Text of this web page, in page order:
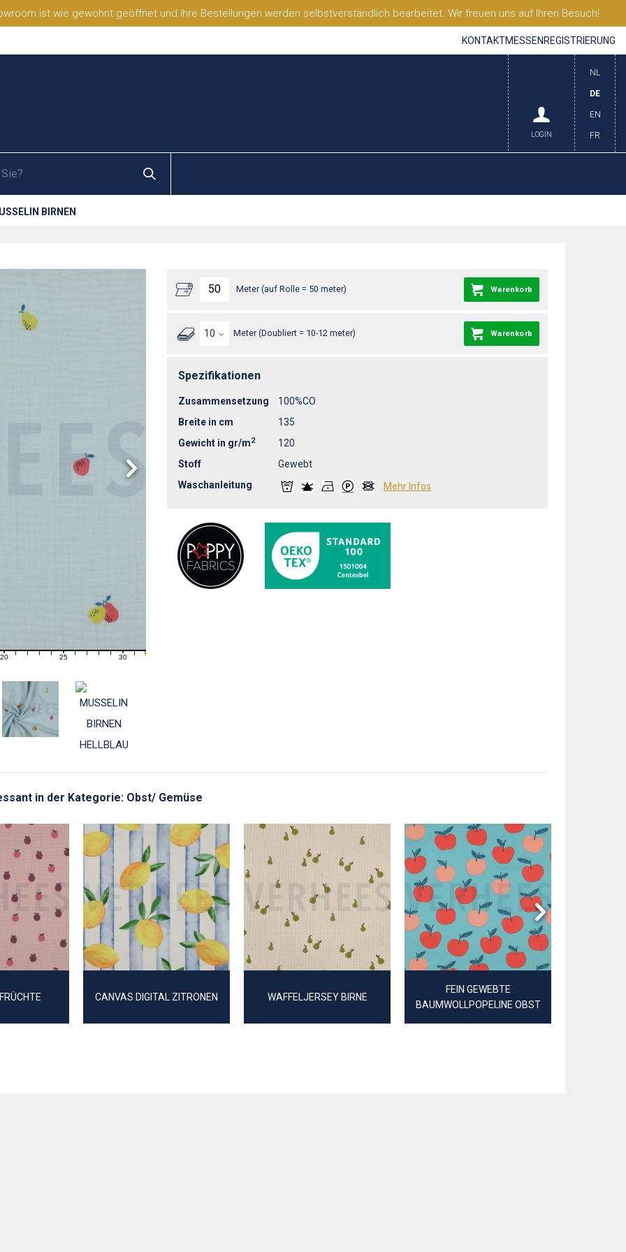
ist wie gewohnt geöffnet und Ihre Bestellungen werden selbstverständlich bearbeitet. Wir freuen uns auf Ihren Besuch!
KONTAKTMESSEN REGISTRIERUNG
NL
DE
EN
FR
LOGIN
BIRNEN
21 22 23 24 26 27 28 29 31
Meter (auf Rolle = 50 meter) Warenkorb
Meter (Doubliert = 10-12 meter) Warenkorb
Spezifikationen
Zusammensetzung
100%CO
Breite in cm
135
Gewicht in gr/m2
120
Stoff
Gewebt
Waschanleitung
Mehr Infos
in der Kategorie: Obst/ Gemüse
CANVAS DIGITAL ZITRONEN WAFFELJERSEY BIRNE
FEIN GEWEBTE
BAUMWOLLPOPELINE OBST